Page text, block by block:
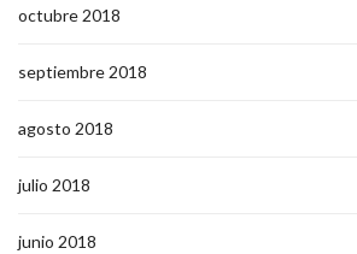
octubre 2018
septiembre 2018
agosto 2018
julio 2018
junio 2018